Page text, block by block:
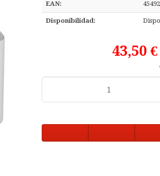
EAN:
Disponibilidad:
43,50 €